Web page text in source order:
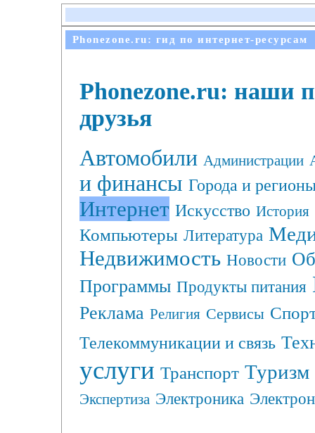
Phonezone.ru: гид по интернет-ресурсам
Phonezone.ru: наши
друзья
Автомобили Администрации
и финансы Города и
Интернет Искусство История
Компьютеры Литература
Недвижимость Новости
Программы Продукты питания
Реклама Религия Сервисы
Телекоммуникации и связь
услуги Транспорт Туризм
Экспертиза Электроника